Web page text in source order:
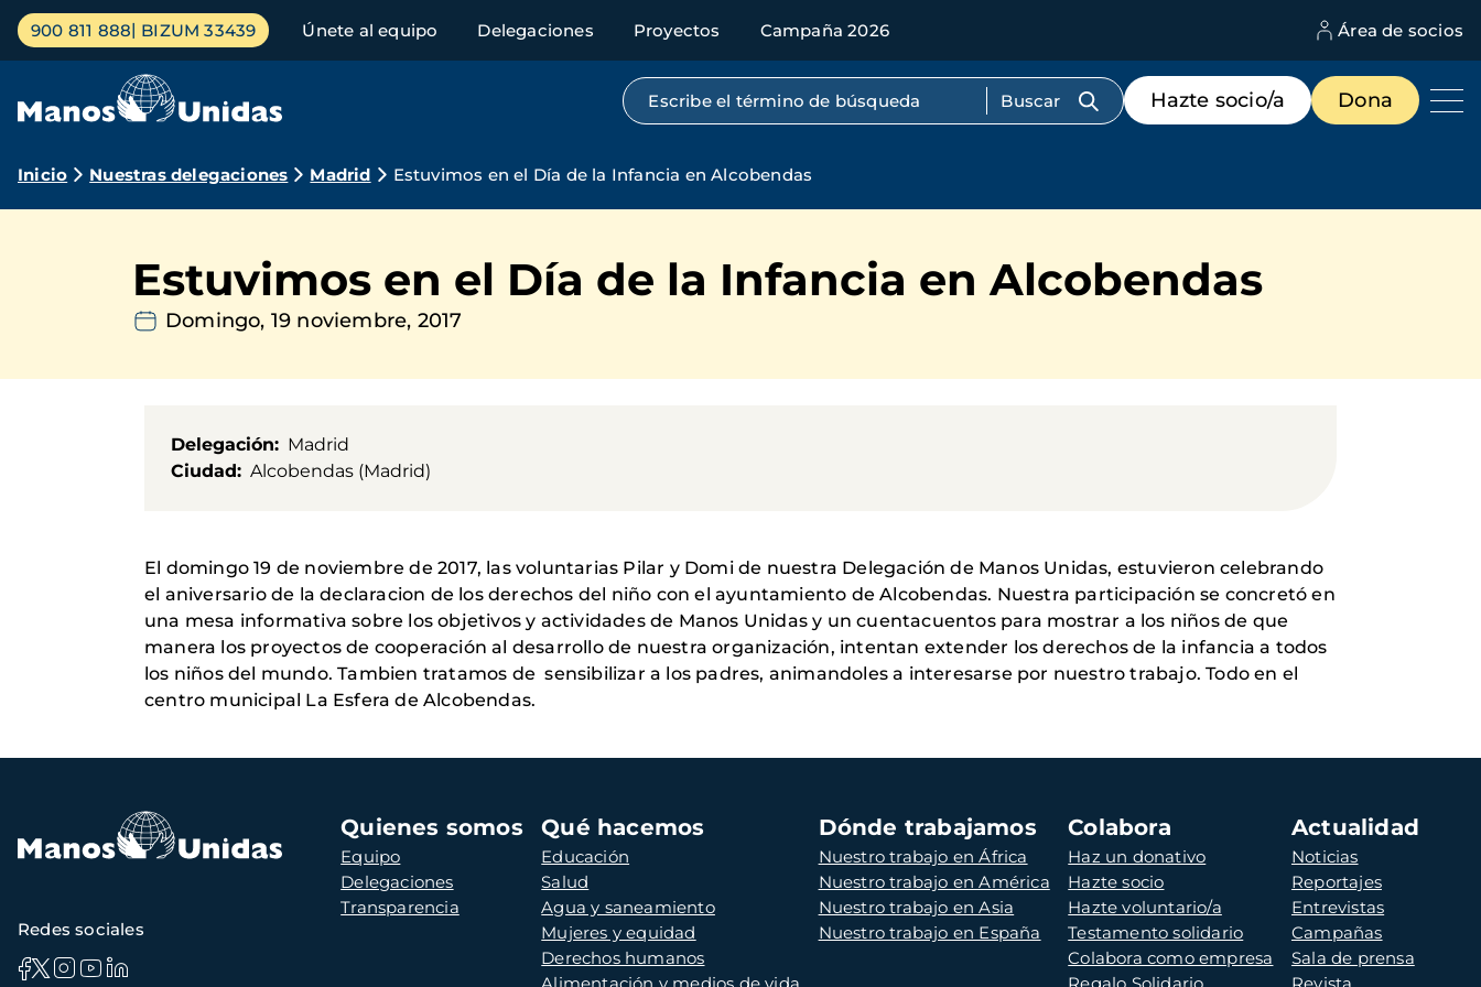
Pasar
contenido
Menú
principal
900 811 888 BIZUM 33439 Únete al equipo Delegaciones Proyectos Campaña 2026 Área de socios
Búsqueda por texto completo
Menú
de
destacados
Hazte socio/a Dona
Ruta
navegación
Inicio Nuestras delegaciones Madrid Estuvimos en el Día de la Infancia en Alcobendas
Estuvimos en el Día de la Infancia en Alcobendas
Domingo, 19 noviembre, 2017
Delegación
Madrid
Ciudad
Alcobendas (Madrid)
El domingo 19 de noviembre de 2017, las voluntarias Pilar y Domi de nuestra Delegación de Manos Unidas, estuvieron celebrando
el aniversario de la declaracion de los derechos del niño con el ayuntamiento de Alcobendas. Nuestra participación se concretó en
una mesa informativa sobre los objetivos y actividades de Manos Unidas y un cuentacuentos para mostrar a los niños de que
manera los proyectos de cooperación al desarrollo de nuestra organización, intentan extender los derechos de la infancia a todos
los niños del mundo.Tambien tratamos de sensibilizar a los padres, animandoles a interesarse por nuestro trabajo. Todo en el
centro municipal La Esfera de Alcobendas.
Navegación
principal
Quienes somos
Equipo
Delegaciones
Transparencia
Qué hacemos
Educación
Salud
Agua y saneamiento
Mujeres y equidad
Derechos humanos
Dónde trabajamos
Nuestro trabajo en África
Nuestro trabajo en América
Nuestro trabajo en Asia
Nuestro trabajo en España
Colabora
Haz un donativo
Hazte socio
Hazte voluntario/a
Testamento solidario
Colabora como empresa
Actualidad
Noticias
Reportajes
Entrevistas
Campañas
Sala de prensa
Redes sociales